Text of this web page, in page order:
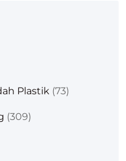
Plastik (73)
(309)